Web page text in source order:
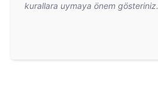
kurallara uymaya önem gösteriniz.